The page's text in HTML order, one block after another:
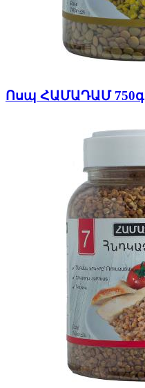
Ոսպ ՀԱՄԱԴԱՄ 750գ